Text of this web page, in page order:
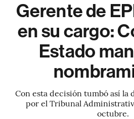
Gerente de
en su cargo:
Estado
Con esta decisión tumbó así
por el Tribunal
octubre.